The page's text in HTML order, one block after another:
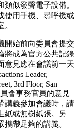
似發聲電子設備。
使用手機、尋呼機或
開始前向委員會提交
將成為官方公共記錄
意見應在會議前一天
Leader,
3rd Floor, San
會事務官員的意見
講義參加會議時，請
紙或無樹紙張。另
帶足夠的講義。